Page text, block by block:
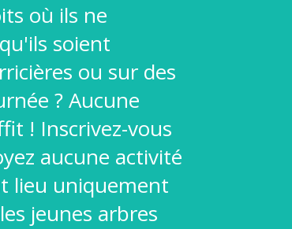
où ils ne
soient
ou sur des
? Aucune
! Inscrivez-vous
aucune activité
lieu uniquement
jeunes arbres